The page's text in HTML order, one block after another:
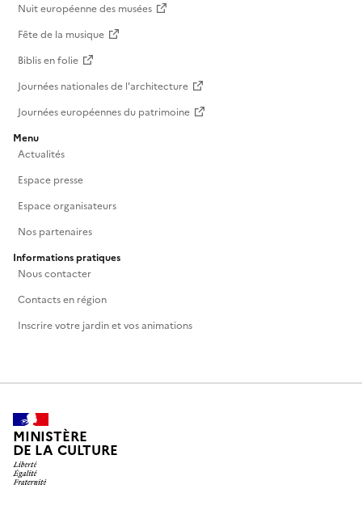
Nuit européenne des musées
Fête de la musique
Biblis en folie
Journées nationales de l'architecture
Journées européennes du patrimoine
Menu
Actualités
Espace presse
Espace organisateurs
Nos partenaires
Informations pratiques
Nous contacter
Contacts en région
Inscrire votre jardin et vos animations
MINISTÈRE
DE LA CULTURE